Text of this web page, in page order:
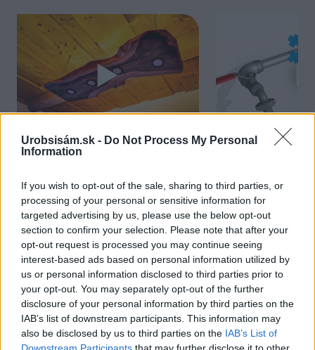
Urobsisám.sk - Do Not Process My Personal
Information
If you wish to opt-out of the sale, sharing to third parties, or
processing of your personal or sensitive information for
targeted advertising by us, please use the below opt-out
section to confirm your selection. Please note that after your
opt-out request is processed you may continue seeing
interest-based ads based on personal information utilized by
us or personal information disclosed to third parties prior to
your opt-out. You may separately opt-out of the further
disclosure of your personal information by third parties on the
IAB’s list of downstream participants. This information may
also be disclosed by us to third parties on the IAB’s List of
Downstream Participants that may further disclose it to other
Chcete dominantu interiéru,
Vyrobte si takéto masívne
orechové svietidlo
ako to vyriešiť
ZÁHRADA